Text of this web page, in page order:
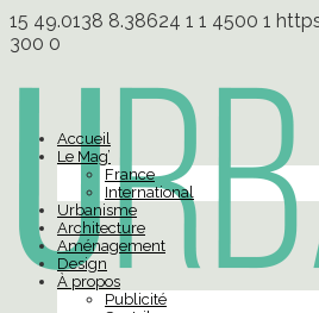
15 49.0138 8.38624 1 1 4500 1
300 0
Accueil
Le Mag’
France
International
Urbanisme
Architecture
Aménagement
Design
À propos
Publicité